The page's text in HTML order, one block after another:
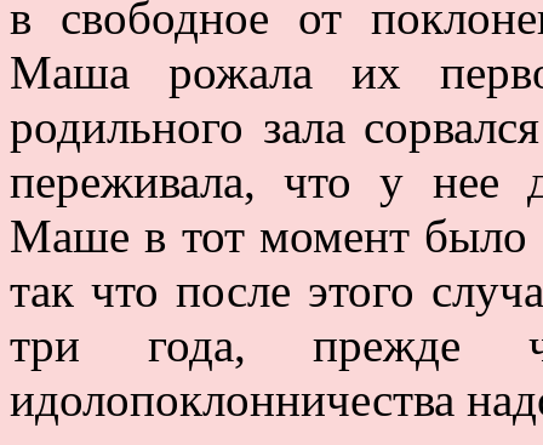
в свободное от
Маша рожала их
родильного зала
переживала, что у нее
Маше в тот момент было
так что после этого
три года, прежде
идолопоклонничества